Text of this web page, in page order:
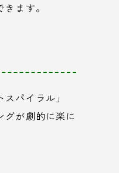
ます。
パイラル」
が劇的に楽に